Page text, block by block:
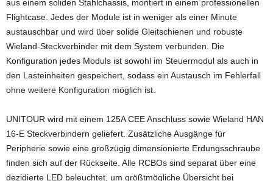
aus einem soliden Stahlchassis, montiert in einem professionellen
Flightcase. Jedes der Module ist in weniger als einer Minute
austauschbar und wird über solide Gleitschienen und robuste
Wieland-Steckverbinder mit dem System verbunden. Die
Konfiguration jedes Moduls ist sowohl im Steuermodul als auch in
den Lasteinheiten gespeichert, sodass ein Austausch im Fehlerfall
ohne weitere Konfiguration möglich ist.
UNITOUR wird mit einem 125A CEE Anschluss sowie Wieland HAN
16-E Steckverbindern geliefert. Zusätzliche Ausgänge für
Peripherie sowie eine großzügig dimensionierte Erdungsschraube
finden sich auf der Rückseite. Alle RCBOs sind separat über eine
dezidierte LED beleuchtet, um größtmögliche Übersicht bei